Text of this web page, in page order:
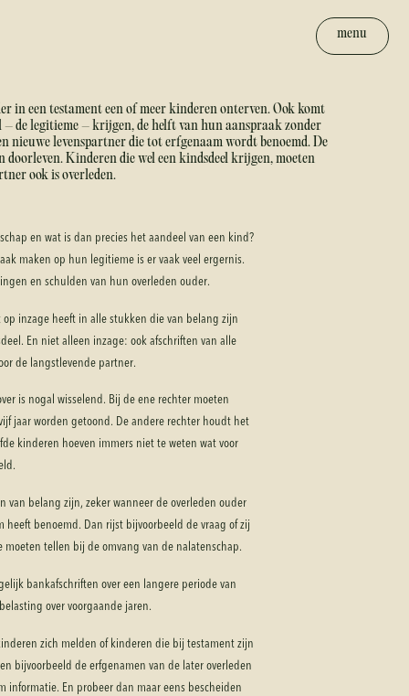
menu
in een testament een of meer kinderen onterven. Ook komt
de legitieme – krijgen, de helft van hun aanspraak zonder
nieuwe levenspartner die tot erfgenaam wordt benoemd. De
doorleven. Kinderen die wel een kindsdeel krijgen, moeten
ook is overleden.
en wat is dan precies het aandeel van een kind?
maken op hun legitieme is er vaak veel ergernis.
en schulden van hun overleden ouder.
inzage heeft in alle stukken die van belang zijn
En niet alleen inzage: ook afschriften van alle
de langstlevende partner.
is nogal wisselend. Bij de ene rechter moeten
jaar worden getoond. De andere rechter houdt het
kinderen hoeven immers niet te weten wat voor
van belang zijn, zeker wanneer de overleden ouder
benoemd. Dan rijst bijvoorbeeld de vraag of zij
tellen bij de omvang van de nalatenschap.
bankafschriften over een langere periode van
over voorgaande jaren.
zich melden of kinderen die bij testament zijn
bijvoorbeeld de erfgenamen van de later overleden
En probeer dan maar eens bescheiden